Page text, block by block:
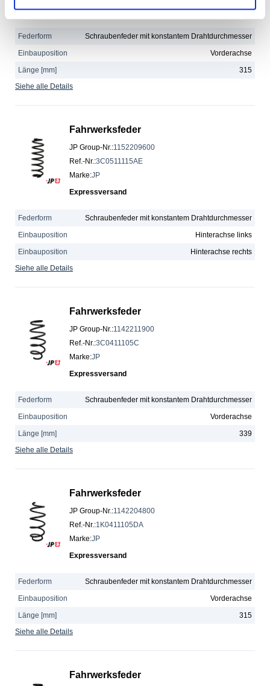
Expressversand
Federform
Schraubenfeder mit konstantem Drahtdurchmesser
Einbauposition
Vorderachse
Länge [mm]
315
Siehe alle Details
Fahrwerksfeder
JP Group-Nr.:1152209600
Ref.-Nr.:3C0511115AE
Marke:JP
Expressversand
Federform
Schraubenfeder mit konstantem Drahtdurchmesser
Einbauposition
Hinterachse links
Einbauposition
Hinterachse rechts
Siehe alle Details
Fahrwerksfeder
JP Group-Nr.:1142211900
Ref.-Nr.:3C0411105C
Marke:JP
Expressversand
Federform
Schraubenfeder mit konstantem Drahtdurchmesser
Einbauposition
Vorderachse
Länge [mm]
339
Siehe alle Details
Fahrwerksfeder
JP Group-Nr.:1142204800
Ref.-Nr.:1K0411105DA
Marke:JP
Expressversand
Federform
Schraubenfeder mit konstantem Drahtdurchmesser
Einbauposition
Vorderachse
Länge [mm]
315
Siehe alle Details
Fahrwerksfeder